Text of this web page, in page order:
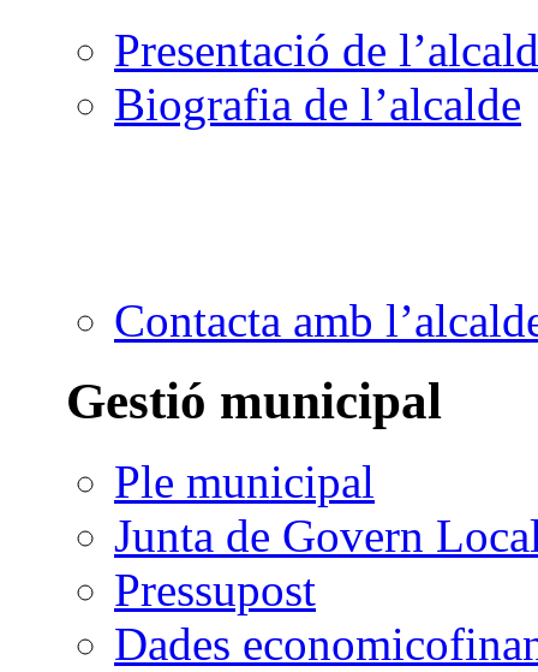
Presentació de
Biografia de l’alcalde
Contacta amb
Gestió municipal
Ple municipal
Junta de Govern
Pressupost
Dades